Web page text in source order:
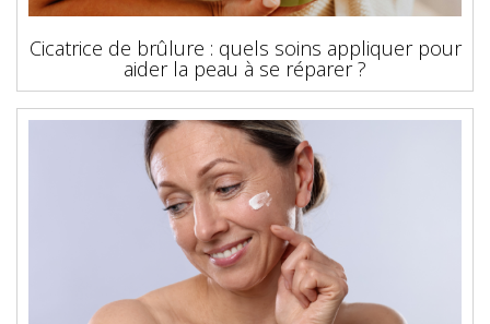
Cicatrice de brûlure : quels soins appliquer pour
aider la peau à se réparer ?